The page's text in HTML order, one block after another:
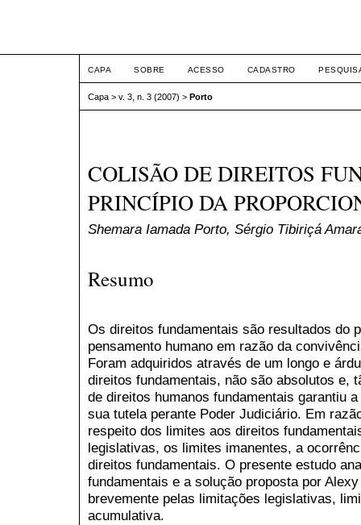
CAPA SOBRE ACESSO CADASTRO
Capa > v. 3, n. 3 (2007) > Porto
COLISÃO DE DIREITOS
PRINCÍPIO DA
Shemara Iamada Porto, Sérgio Tibiriçá
Resumo
Os direitos fundamentais são resultados do
pensamento humano em razão da
Foram adquiridos através de um longo e
direitos fundamentais, não são absolutos e,
de direitos humanos fundamentais garantiu
sua tutela perante Poder Judiciário. Em
respeito dos limites aos direitos
legislativas, os limites imanentes, a
direitos fundamentais. O presente estudo
fundamentais e a solução proposta por
brevemente pelas limitações legislativas,
acumulativa.